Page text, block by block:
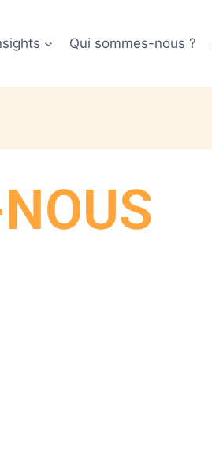
Qui sommes-nous ?